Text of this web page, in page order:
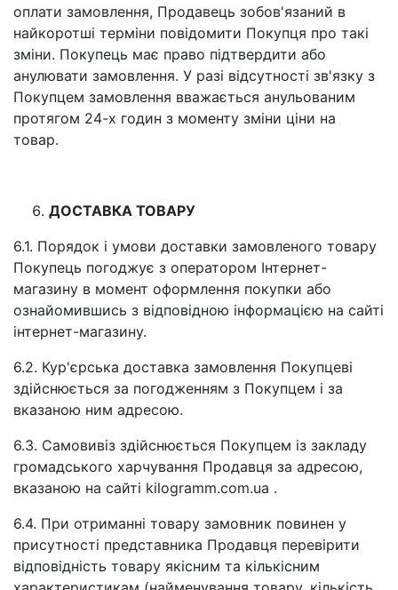
оплати замовлення, Продавець зобов'язаний в
найкоротші терміни повідомити Покупця про такі
зміни. Покупець має право підтвердити або
анулювати замовлення. У разі відсутності зв'язку з
Покупцем замовлення вважається анульованим
протягом 24-х годин з моменту зміни ціни на
товар.
ДОСТАВКА ТОВАРУ
6.1. Порядок і умови доставки замовленого товару
Покупець погоджує з оператором Інтернет-
магазину в момент оформлення покупки або
ознайомившись з відповідною інформацією на сайті
інтернет-магазину.
6.2. Кур'єрська доставка замовлення Покупцеві
здійснюється за погодженням з Покупцем і за
вказаною ним адресою.
6.3. Самовивіз здійснюється Покупцем із закладу
громадського харчування Продавця за адресою,
вказаною на сайті kilogramm.com.ua .
6.4. При отриманні товару замовник повинен у
присутності представника Продавця перевірити
відповідність товару якісним та кількісним